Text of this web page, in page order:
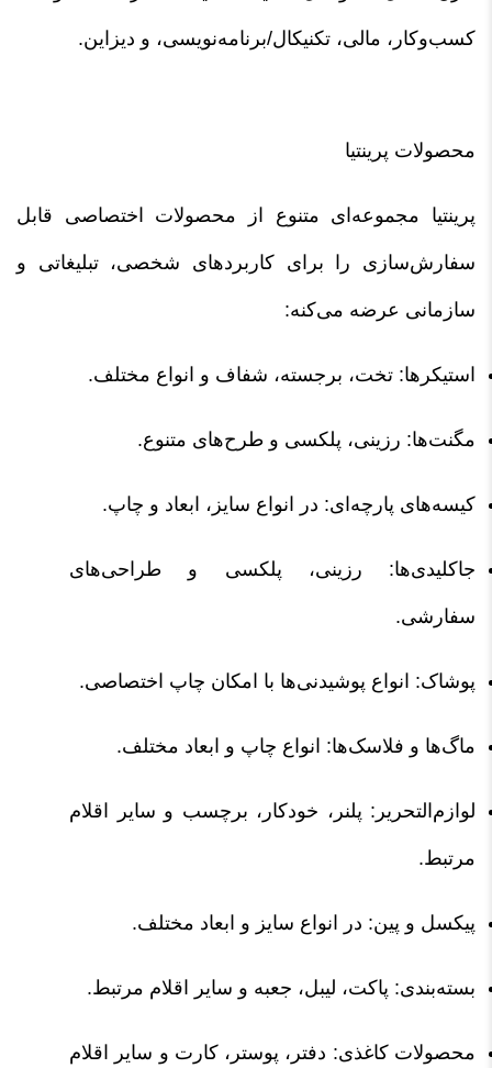
کسب‌وکار، مالی، تکنیکال/برنامه‌نویسی، و دیزاین.
محصولات پرینتیا
پرینتیا مجموعه‌ای متنوع از محصولات اختصاصی قابل
سفارش‌سازی را برای کاربردهای شخصی، تبلیغاتی و
سازمانی عرضه می‌کنه:
استیکرها: تخت، برجسته، شفاف و انواع مختلف.
مگنت‌ها: رزینی، پلکسی و طرح‌های متنوع.
کیسه‌های پارچه‌ای: در انواع سایز، ابعاد و چاپ.
جاکلیدی‌ها: رزینی، پلکسی و طراحی‌های
سفارشی.
پوشاک: انواع پوشیدنی‌ها با امکان چاپ اختصاصی.
ماگ‌ها و فلاسک‌ها: انواع چاپ و ابعاد مختلف.
لوازم‌التحریر: پلنر، خودکار، برچسب و سایر اقلام
مرتبط.
پیکسل و پین: در انواع سایز و ابعاد مختلف.
بسته‌بندی: پاکت، لیبل، جعبه و سایر اقلام مرتبط.
محصولات کاغذی: دفتر، پوستر، کارت و سایر اقلام